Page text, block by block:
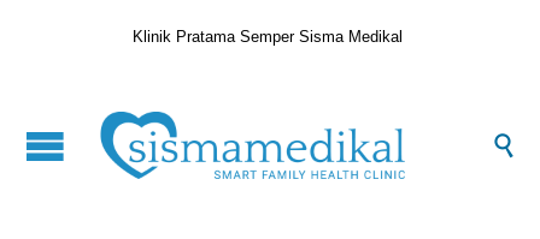
Klinik Pratama Semper Sisma Medikal
